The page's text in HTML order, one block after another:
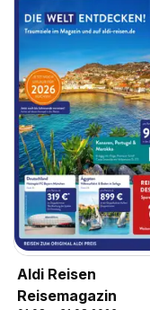
Aldi Reisen
Reisemagazin